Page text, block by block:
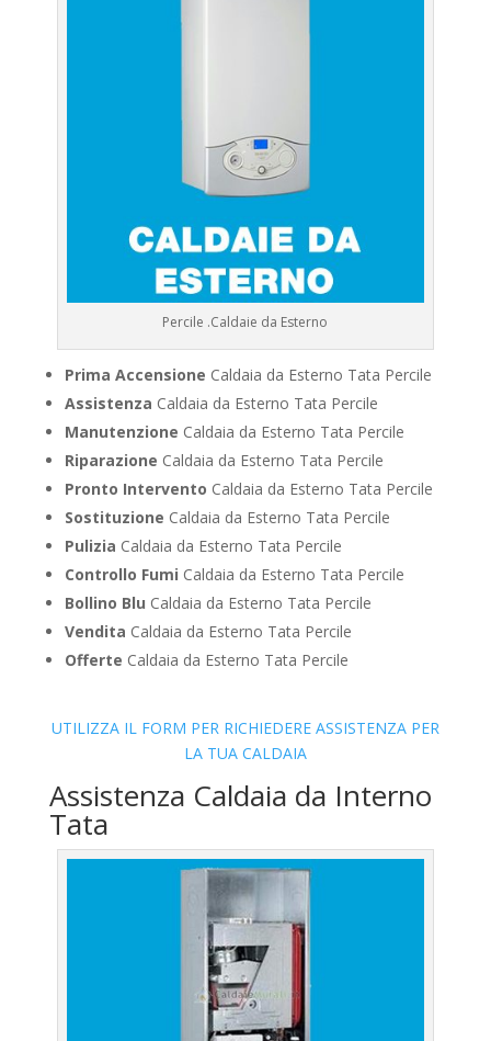
Percile .Caldaie da Esterno
Prima Accensione Caldaia da Esterno Tata Percile
Assistenza Caldaia da Esterno Tata Percile
Manutenzione Caldaia da Esterno Tata Percile
Riparazione Caldaia da Esterno Tata Percile
Pronto Intervento Caldaia da Esterno Tata Percile
Sostituzione Caldaia da Esterno Tata Percile
Pulizia Caldaia da Esterno Tata Percile
Controllo Fumi Caldaia da Esterno Tata Percile
Bollino Blu Caldaia da Esterno Tata Percile
Vendita Caldaia da Esterno Tata Percile
Offerte Caldaia da Esterno Tata Percile
UTILIZZA IL FORM PER RICHIEDERE ASSISTENZA PER
LA TUA CALDAIA
Assistenza Caldaia da Interno
Tata